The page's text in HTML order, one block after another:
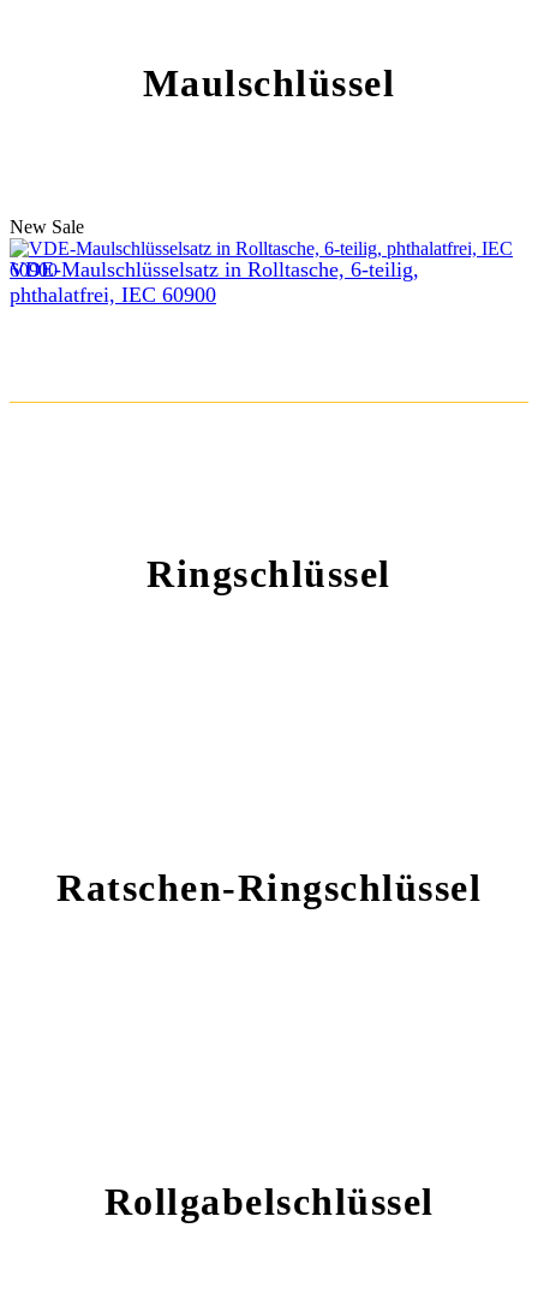
Maulschlüssel
New Sale
VDE-Maulschlüsselsatz in Rolltasche, 6-teilig,
phthalatfrei, IEC 60900
Ringschlüssel
Ratschen-Ringschlüssel
Rollgabelschlüssel